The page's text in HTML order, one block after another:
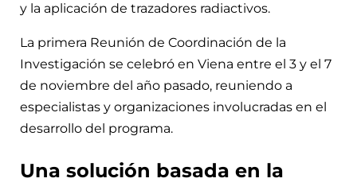
y la aplicación de trazadores radiactivos.
La primera Reunión de Coordinación de la
Investigación se celebró en Viena entre el 3 y el 7
de noviembre del año pasado, reuniendo a
especialistas y organizaciones involucradas en el
desarrollo del programa.
Una solución basada en la